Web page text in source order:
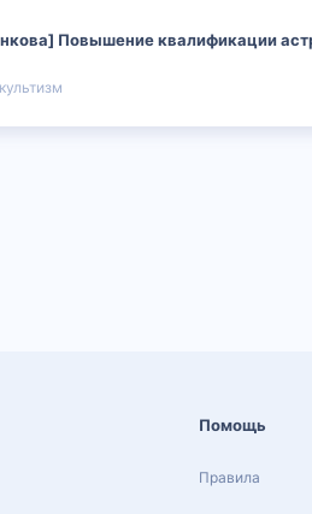
Повышение квалификации
Помощь
Правила